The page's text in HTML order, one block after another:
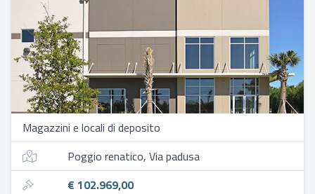
Magazzini e locali di deposito
Poggio renatico, Via padusa
€ 102.969,00